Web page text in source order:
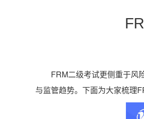
FRM二级考试更侧重于风
与监管趋势。下面为大家梳理